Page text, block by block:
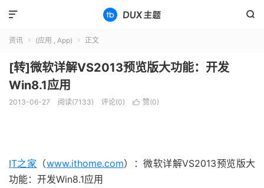


资讯  (应用 , App)  正文
[转]微软详解VS2013预览版大功能：开发
Win8.1应用
2013-06-27 阅读(7133) 评论(0)  赞(0)
IT之家 （www.ithome.com）：微软详解VS2013预览版大
功能：开发Win8.1应用